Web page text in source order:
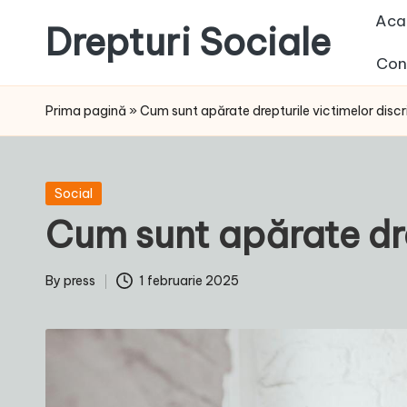
content
Drepturi Sociale
Drepturile
Sociale:
Ta,
Schimbarea
Noastră!
Prima pagină » Cum sunt apărate drepturile victimelor
Posted
Social
Cum sunt apărate
Posted
By press 1 februarie 2025